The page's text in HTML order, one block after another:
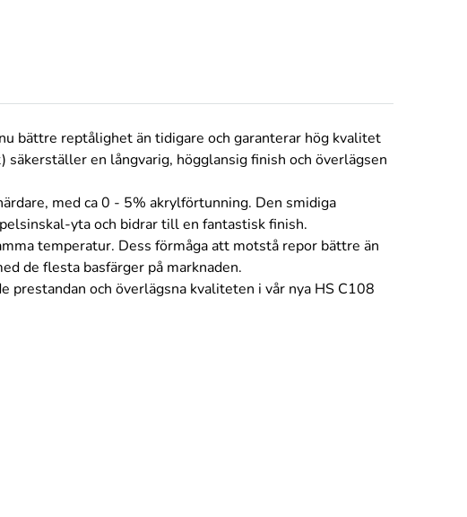
bättre reptålighet än tidigare och garanterar hög kvalitet
en långvarig, högglansig finish och överlägsen
med ca 0 - 5% akrylförtunning. Den smidiga
yta och bidrar till en fantastisk finish.
temperatur. Dess förmåga att motstå repor bättre än
de flesta basfärger på marknaden.
och överlägsna kvaliteten i vår nya HS C108